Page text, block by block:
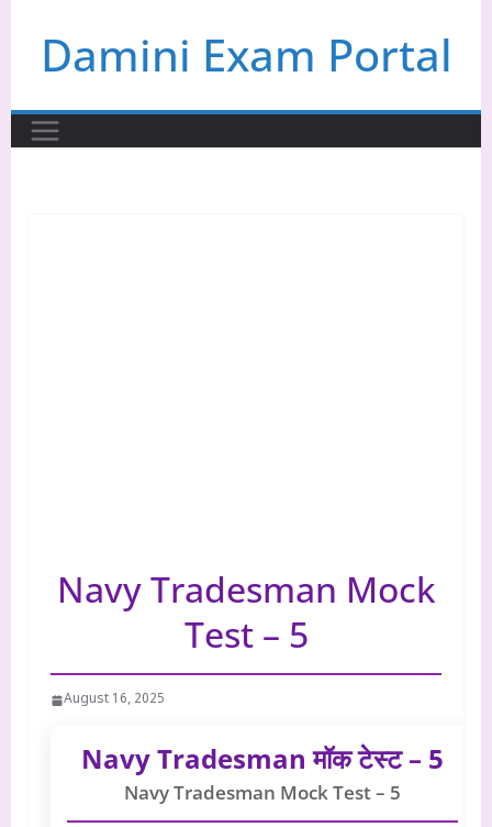
contentDamini Exam Portal
Navy Tradesman Mock
Test – 5
August 16, 2025
Navy Tradesman मॉक टेस्ट – 5
Navy Tradesman Mock Test – 5